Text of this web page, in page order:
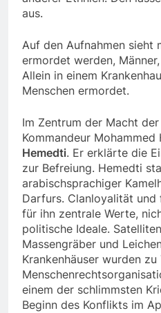
aus.
Auf den Aufnahmen sieht
ermordet werden,
Allein in einem
Menschen ermordet.
Im Zentrum der Macht
Kommandeur
Hemedti. Er erklärte die
zur Befreiung. Hemedti
arabischsprachiger
Darfurs. Clanloyalität und
für ihn zentrale Werte,
politische Ideale.
Massengräber und
Krankenhäuser wurden
einem der schlimmsten
Beginn des Konflikts im